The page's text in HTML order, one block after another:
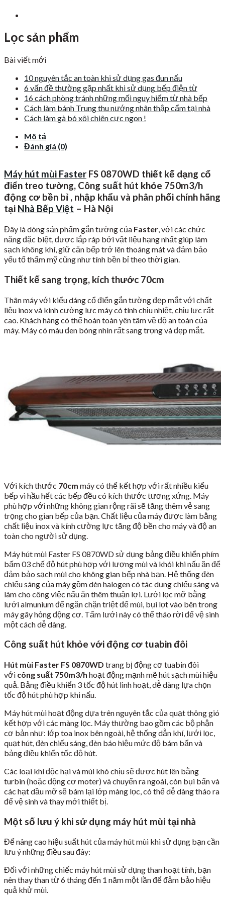
Lọc sản phẩm
Bài viết mới
10 nguyên tắc an toàn khi sử dụng gas đun nấu
6 vấn đề thường gặp nhất khi sử dụng bếp điện từ
16 cách phòng tránh những mối nguy hiểm từ nhà bếp
Cách làm bánh Trung thu nướng nhân thập cẩm tại nhà
Cách làm gà bó xôi chiên cực ngon !
Mô tả
Đánh giá (0)
Máy hút mùi Faster FS 0870WD thiết kế dạng cổ
điển treo tường, Công suất hút khỏe 750m3/h
động cơ bền bỉ , nhập khẩu và phân phối chính hãng
tại Nhà Bếp Việt – Hà Nội
Đây là dòng sản phẩm gắn tường của Faster, với các chức
năng đặc biệt, được lắp ráp bởi vật liệu hạng nhất giúp làm
sạch không khí, giữ căn bếp trở lên thoáng mát và đảm bảo
yếu tố thẩm mỹ cũng như tính bền bỉ theo thời gian.
Thiết kế sang trọng, kích thước 70cm
Thân máy với kiểu dáng cổ điển gắn tường đẹp mắt với chất
liệu inox và kính cường lực máy có tính chịu nhiệt, chịu lực rất
cao. Khách hàng có thể hoàn toàn yên tâm về độ an toàn của
máy. Máy có màu đen bóng nhìn rất sang trọng và đẹp mắt.
Với kích thước 70cm máy có thể kết hợp với rất nhiều kiểu
bếp vì hầu hết các bếp đều có kích thước tương xứng. Máy
phù hợp với những không gian rộng rãi sẽ tăng thêm vẻ sang
trọng cho gian bếp của bạn. Chất liệu của máy được làm bằng
chất liệu inox và kính cường lực tăng độ bền cho máy và độ an
toàn cho người sử dụng.
Máy hút mùi Faster FS 0870WD sử dụng bảng điều khiển phím
bấm 03 chế độ hút phù hợp với lượng mùi và khói khi nấu ăn để
đảm bảo sạch mùi cho không gian bếp nhà bạn. Hệ thống đèn
chiếu sáng của máy gồm dèn halogen có tác dụng chiếu sáng và
làm cho công việc nấu ăn thêm thuận lợi. Lưới lọc mỡ bằng
lưới almunium để ngăn chặn triệt để mùi, bụi lọt vào bên trong
máy gây hỏng động cơ. Tấm lưới này có thể tháo rời để vệ sinh
một cách dễ dàng.
Công suất hút khỏe với động cơ tuabin đôi
Hút mùi Faster FS 0870WD trang bị động cơ tuabin đôi
với công suất 750m3/h hoạt động mạnh mẽ hút sạch mùi hiệu
quả. Bảng điều khiển 3 tốc độ hút linh hoạt, dễ dàng lựa chọn
tốc độ hút phù hợp khi nấu.
Máy hút mùi hoạt động dựa trên nguyên tắc của quạt thông gió
kết hợp với các màng lọc. Máy thường bao gồm các bộ phận
cơ bản như: lớp toa inox bên ngoài, hệ thống dẫn khí, lưới lọc,
quạt hút, đèn chiếu sáng, đèn báo hiệu mức độ bám bẩn và
bảng điều khiển tốc độ hút.
Các loại khí độc hại và mùi khó chịu sẽ được hút lên bằng
turbin (hoặc động cơ moter) và chuyển ra ngoài, còn bụi bẩn và
các hạt dầu mỡ sẽ bám lại lớp màng lọc, có thể dễ dàng tháo ra
để vệ sinh và thay mới thiết bị.
Một số lưu ý khi sử dụng máy hút mùi tại nhà
Để nâng cao hiệu suất hút của máy hút mùi khi sử dụng bạn cần
lưu ý những điều sau đây:
Đối với những chiếc máy hút mùi sử dụng than hoạt tính, bạn
nên thay than từ 6 tháng đến 1 năm một lần để đảm bảo hiệu
quả khử mùi.